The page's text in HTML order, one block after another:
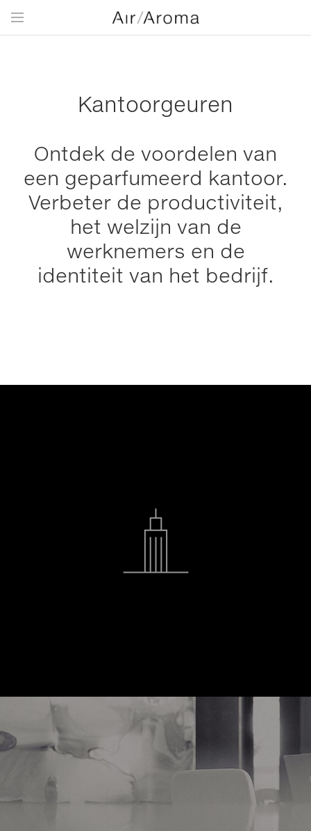
Kantoorgeuren
Ontdek de voordelen van
een geparfumeerd kantoor.
Verbeter de productiviteit,
het welzijn van de
werknemers en de
identiteit van het bedrijf.